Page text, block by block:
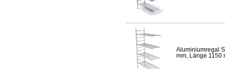
Aluminiumregal
mm, Länge 1150